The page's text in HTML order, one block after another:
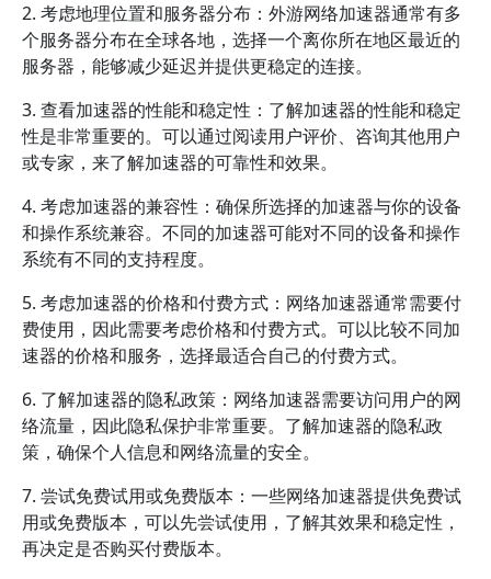
2. 考虑地理位置和服务器分布：外游网络加速器通常有多
个服务器分布在全球各地，选择一个离你所在地区最近的
服务器，能够减少延迟并提供更稳定的连接。
3. 查看加速器的性能和稳定性：了解加速器的性能和稳定
性是非常重要的。可以通过阅读用户评价、咨询其他用户
或专家，来了解加速器的可靠性和效果。
4. 考虑加速器的兼容性：确保所选择的加速器与你的设备
和操作系统兼容。不同的加速器可能对不同的设备和操作
系统有不同的支持程度。
5. 考虑加速器的价格和付费方式：网络加速器通常需要付
费使用，因此需要考虑价格和付费方式。可以比较不同加
速器的价格和服务，选择最适合自己的付费方式。
6. 了解加速器的隐私政策：网络加速器需要访问用户的网
络流量，因此隐私保护非常重要。了解加速器的隐私政
策，确保个人信息和网络流量的安全。
7. 尝试免费试用或免费版本：一些网络加速器提供免费试
用或免费版本，可以先尝试使用，了解其效果和稳定性，
再决定是否购买付费版本。